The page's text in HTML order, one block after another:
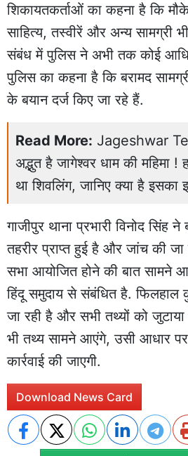
शिकायतकर्ताओं का कहना है कि
साहित्य, तस्वीरें और अन्य सामग्री
संबंध में पुलिस ने अभी तक कोई
पुलिस का कहना है कि बरामद
के बयान दर्ज किए जा रहे हैं.
Read More: Jageshwar
अद्भुत है जागेश्वर धाम की महिमा !
था शिवलिंग, जानिए क्या है इसका
गाजीपुर थाना प्रभारी विनोद सिंह
तहरीर प्राप्त हुई है और जांच की
सभा आयोजित होने की बात सामने
हिंदू समुदाय से संबंधित है. फिलहाल
जा रही है और सभी तथ्यों को
भी तथ्य सामने आएंगे, उसी आधार
कार्रवाई की जाएगी.
Download News Card